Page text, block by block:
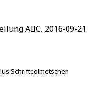
AIIC, 2016-09-21.
Schriftdolmetschen